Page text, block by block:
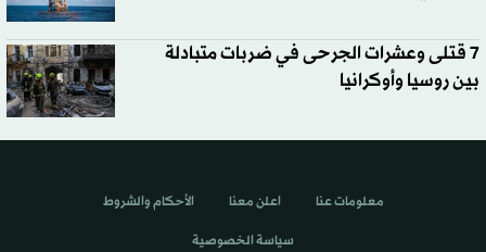
7 قتلى وعشرات الجرحى في ضربات متبادلة
بين روسيا وأوكرانيا
معلومات عنا اعلن معنا الأحكام والشروط
سياسة الخصوصية